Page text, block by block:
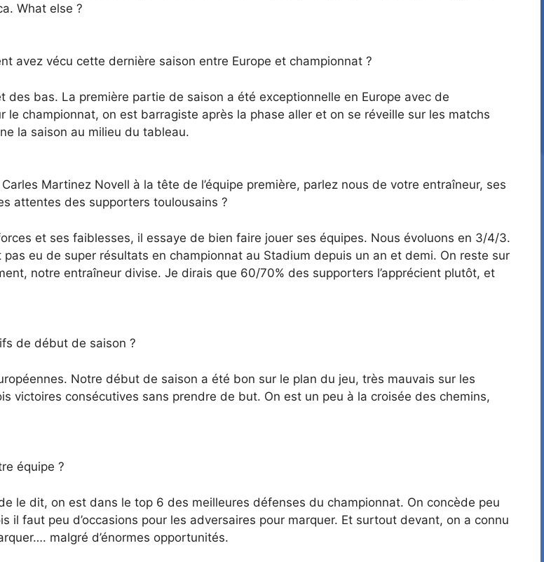
What else ?
avez vécu cette dernière saison entre Europe et championnat ?
des bas. La première partie de saison a été exceptionnelle en Europe avec de
le championnat, on est barragiste après la phase aller et on se réveille sur les matchs
la saison au milieu du tableau.
Martinez Novell à la tête de l’équipe première, parlez nous de votre entraîneur, ses
attentes des supporters toulousains ?
et ses faiblesses, il essaye de bien faire jouer ses équipes. Nous évoluons en 3/4/3.
eu de super résultats en championnat au Stadium depuis un an et demi. On reste sur
notre entraîneur divise. Je dirais que 60/70% des supporters l’apprécient plutôt, et
de début de saison ?
Notre début de saison a été bon sur le plan du jeu, très mauvais sur les
victoires consécutives sans prendre de but. On est un peu à la croisée des chemins,
équipe ?
le dit, on est dans le top 6 des meilleures défenses du championnat. On concède peu
il faut peu d’occasions pour les adversaires pour marquer. Et surtout devant, on a connu
malgré d’énormes opportunités.